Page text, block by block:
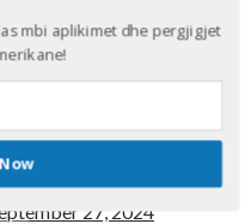
bëhet me pagesë, 1
bëhet me pagesë, 1
DV-
zyrtare, ja
ne
2024..
27, 2024
mbi aplikimet dhe pergjigjet